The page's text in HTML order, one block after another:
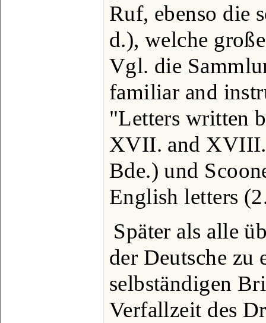
Ruf, ebenso die
d.), welche
Vgl. die
familiar and
"Letters written
XVII. and XVIII.
Bde.) und
English letters
Später als alle
der Deutsche zu
selbständigen
Verfallzeit des